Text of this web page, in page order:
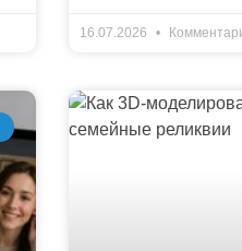
16.07.2026